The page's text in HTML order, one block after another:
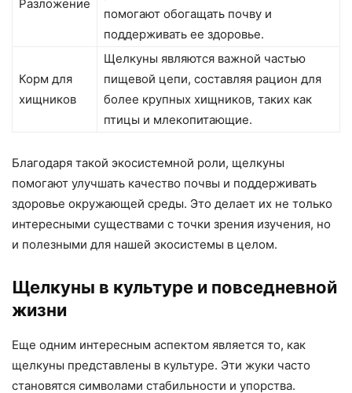
Разложение
помогают обогащать почву и
поддерживать ее здоровье.
Корм для
хищников
Щелкуны являются важной частью
пищевой цепи, составляя рацион для
более крупных хищников, таких как
птицы и млекопитающие.
Благодаря такой экосистемной роли, щелкуны
помогают улучшать качество почвы и поддерживать
здоровье окружающей среды. Это делает их не только
интересными существами с точки зрения изучения, но
и полезными для нашей экосистемы в целом.
Щелкуны в культуре и повседневной
жизни
Еще одним интересным аспектом является то, как
щелкуны представлены в культуре. Эти жуки часто
становятся символами стабильности и упорства.